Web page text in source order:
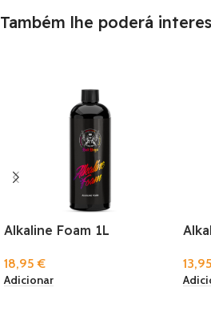
Também lhe poderá
Alkaline Foam 1L
18,95€
Adicionar